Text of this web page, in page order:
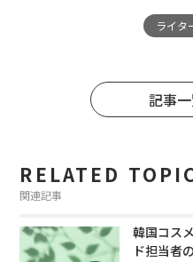
ライタ
記事
RELATED
関連記事
韓国コス
ド担当者